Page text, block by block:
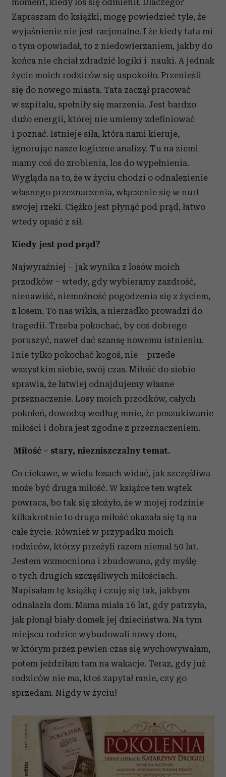
Zapraszam do książki, mogę powiedzieć tyle, że
wyjaśnienie nie jest racjonalne. I że kiedy tata mi
o tym opowiadał, to z niedowierzaniem, jakby do
końca nie chciał zdradzić logiki i nauki. A jednak
życie moich rodziców się uspokoiło. Przenieśli
się do nowego miasta. Tata zaczął pracować
w szpitalu, spełniły się marzenia. Jest bardzo
dużo energii, której nie umiemy zdefiniować
i poznać. Istnieje siła, która nami kieruje,
ignorując nasze logiczne analizy. Tu na ziemi
mamy coś do zrobienia, los do wypełnienia.
Wygląda na to, że w życiu chodzi o odnalezienie
własnego przeznaczenia, włączenie się w nurt
swojej rzeki. Ciężko jest płynąć pod prąd, łatwo
wtedy opaść z sił.
Kiedy jest pod prąd?
Najwyraźniej – jak wynika z losów moich
przodków – wtedy, gdy wybieramy zazdrość,
nienawiść, niemożność pogodzenia się z życiem,
z losem. To nas wikła, a nierzadko prowadzi do
tragedii. Trzeba pokochać, by coś dobrego
poruszyć, nawet dać szansę nowemu istnieniu.
I nie tylko pokochać kogoś, nie – przede
wszystkim siebie, swój czas. Miłość do siebie
sprawia, że łatwiej odnajdujemy własne
przeznaczenie. Losy moich przodków, całych
pokoleń, dowodzą według mnie, że poszukiwanie
miłości i dobra jest zgodne z przeznaczeniem.
Miłość – stary, niezniszczalny temat.
Co ciekawe, w wielu losach widać, jak szczęśliwa
może być druga miłość. W książce ten wątek
powraca, bo tak się złożyło, że w mojej rodzinie
kilkakrotnie to druga miłość okazała się tą na
całe życie. Również w przypadku moich
rodziców, którzy przeżyli razem niemal 50 lat.
Jestem wzmocniona i zbudowana, gdy myślę
o tych drugich szczęśliwych miłościach.
Napisałam tę książkę i czuję się tak, jakbym
odnalazła dom. Mama miała 16 lat, gdy patrzyła,
jak płonął biały domek jej dzieciństwa. Na tym
miejscu rodzice wybudowali nowy dom,
w którym przez pewien czas się wychowywałam,
potem jeździłam tam na wakacje. Teraz, gdy już
rodziców nie ma, ktoś zapytał mnie, czy go
sprzedam. Nigdy w życiu!